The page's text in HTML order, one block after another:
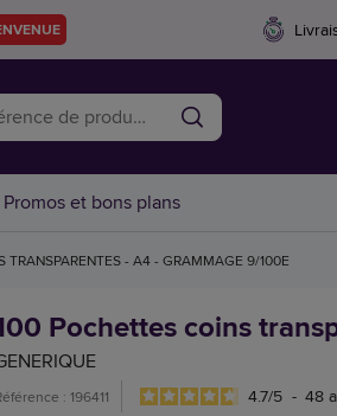
Promos et bons plans
TRANSPARENTES - A4 - GRAMMAGE 9/100E
Pochettes coins
: 196411 4.7/5 - 48